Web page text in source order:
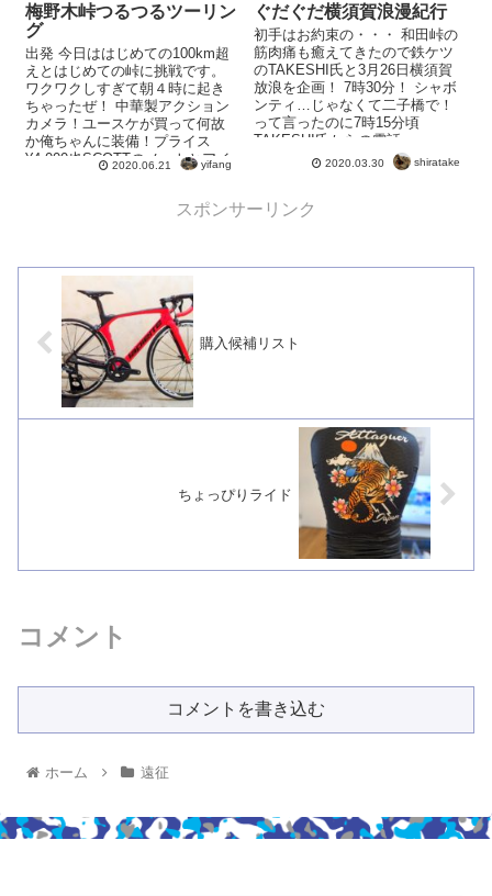
梅野木峠つるつるツーリン
グ
出発 今日ははじめての100km超
えとはじめての峠に挑戦です。
ワクワクしすぎて朝４時に起き
ちゃったぜ！ 中華製アクション
カメラ！ユースケが買って何故
か俺ちゃんに装備！プライス
¥4,000也SCOTTのメットとアイ
ウェア を新調...
2020.06.21 yifang
ぐだぐだ横須賀浪漫紀行
初手はお約束の・・・ 和田峠の
筋肉痛も癒えてきたので鉄ケツ
のTAKESHI氏と3月26日横須賀
放浪を企画！ 7時30分！ シャボ
ンティ…じゃなくて二子橋で！
って言ったのに7時15分頃
TAKESHI氏からの電話 ...
2020.03.30 shiratake
スポンサーリンク
購入候補リスト
ちょっぴりライド
コメント
コメントを書き込む
ホーム 遠征